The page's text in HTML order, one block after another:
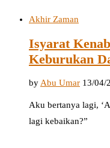
Akhir Zaman
Isyarat
Keburukan
byAbu Umar 13/04/
Aku bertanya lagi,
lagi kebaikan?”